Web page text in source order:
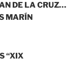
DE LA CRUZ…
MARÍN
“XIX